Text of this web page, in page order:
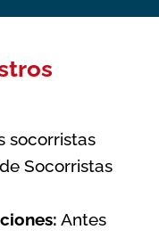
socorristas
Socorristas
Antes